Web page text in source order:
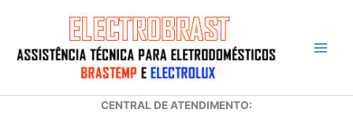
conteúdo
CENTRAL DE ATENDIMENTO: